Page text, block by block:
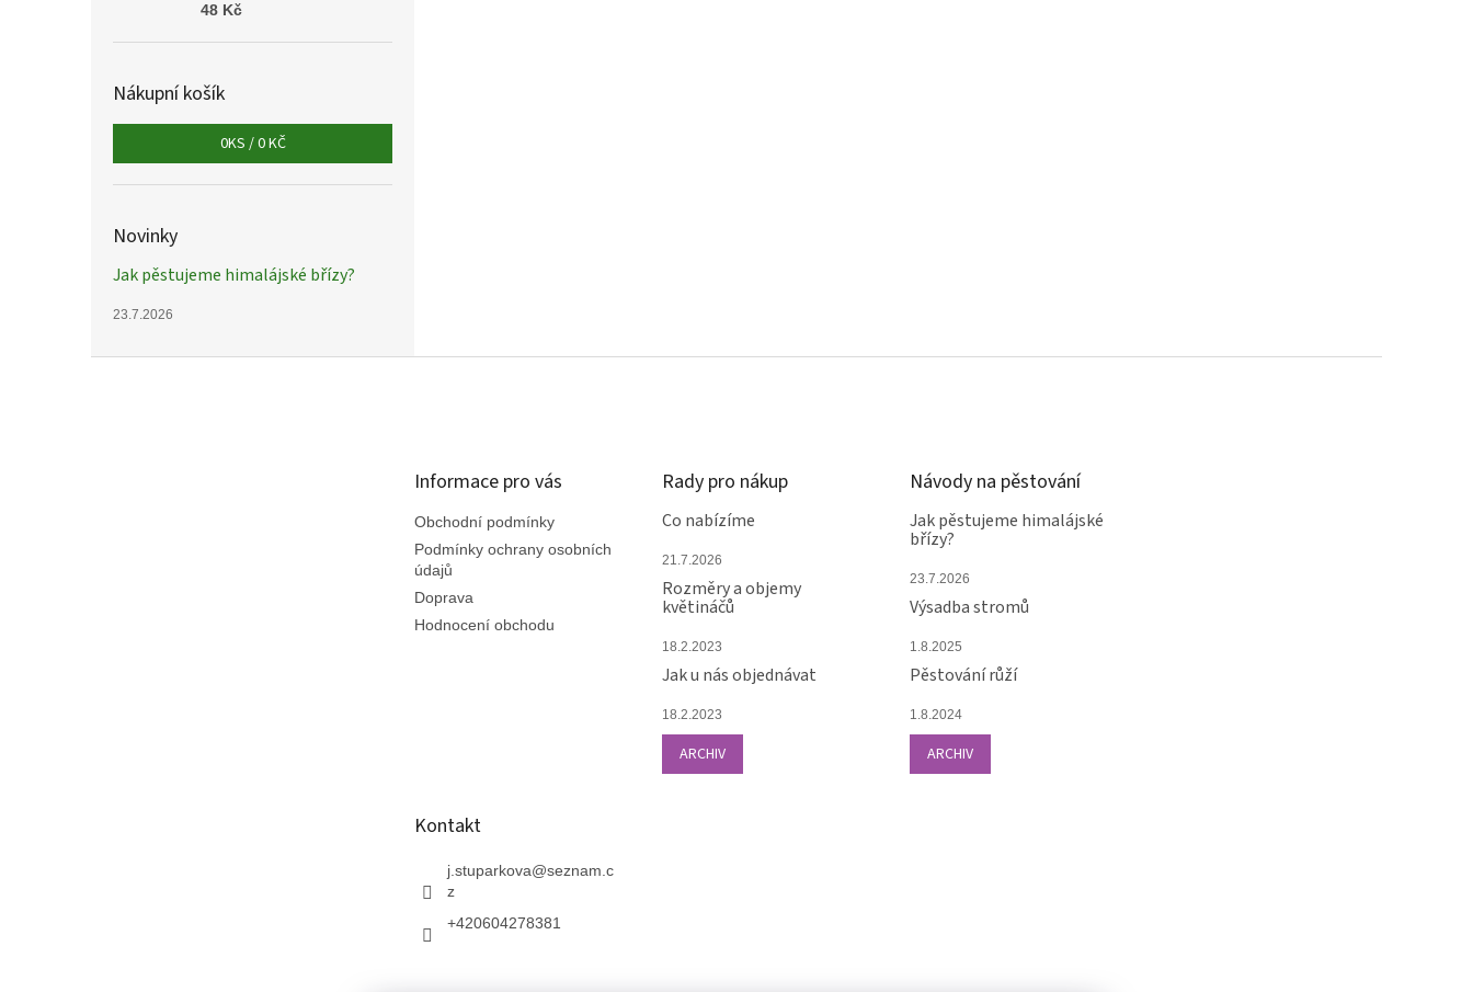
48 Kč
Nákupní košík
0KS /0 KČ
Novinky
Jak pěstujeme himalájské břízy?
23.7.2026
Informace pro vás
Obchodní podmínky
Podmínky ochrany osobních
údajů
Doprava
Hodnocení obchodu
Rady pro nákup
Co nabízíme
21.7.2026
Rozměry a objemy
květináčů
18.2.2023
Jak u nás objednávat
18.2.2023
ARCHIV
Návody na pěstování
Jak pěstujeme himalájské
břízy?
23.7.2026
Výsadba stromů
1.8.2025
Pěstování růží
1.8.2024
ARCHIV
Kontakt
j.stuparkova@seznam.c
z
+420604278381